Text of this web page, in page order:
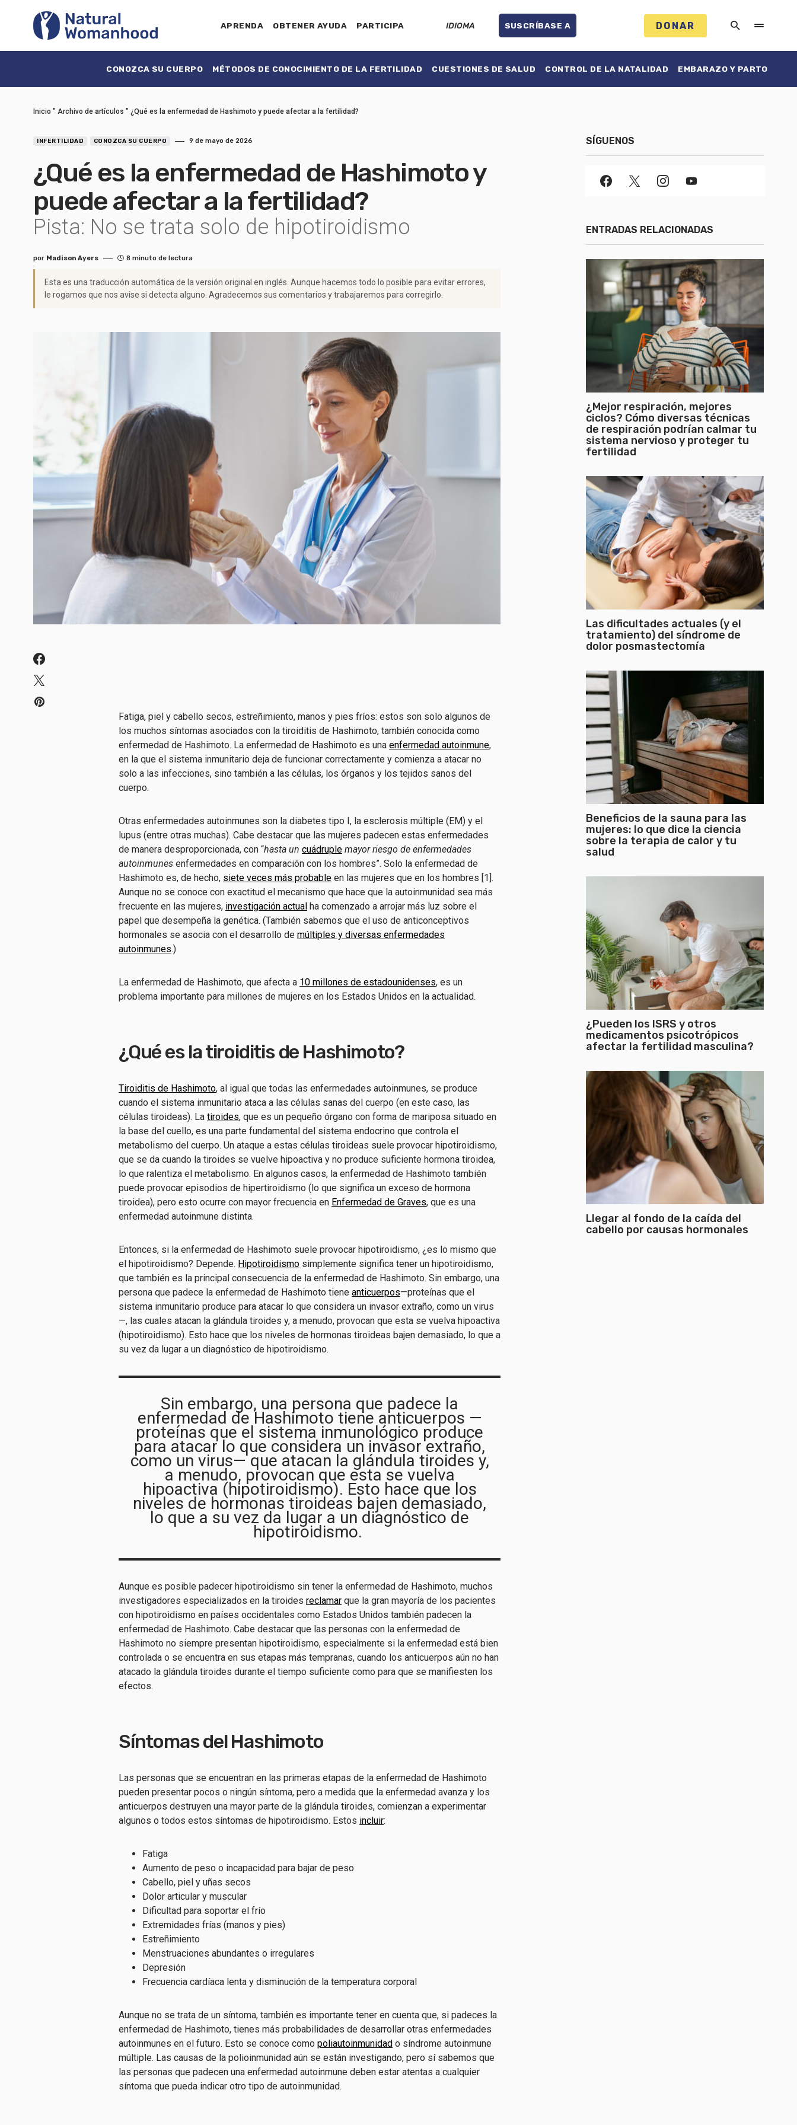
APRENDA OBTENER AYUDA PARTICIPA IDIOMA SUSCRÍBASE A DONAR
CONOZCA SU CUERPO MÉTODOS DE CONOCIMIENTO DE LA FERTILIDAD CUESTIONES DE SALUD CONTROL DE LA NATALIDAD EMBARAZO Y PARTO
Inicio " Archivo de artículos " ¿Qué es la enfermedad de Hashimoto y puede afectar a la fertilidad?
INFERTILIDAD CONOZCA SU CUERPO 9 de mayo de 2026
¿Qué es la enfermedad de Hashimoto y
puede afectar a la fertilidad?
Pista: No se trata solo de hipotiroidismo
por Madison Ayers 8 minuto de lectura
Esta es una traducción automática de la versión original en inglés. Aunque hacemos todo lo posible para evitar errores,
le rogamos que nos avise si detecta alguno. Agradecemos sus comentarios y trabajaremos para corregirlo.
Fatiga, piel y cabello secos, estreñimiento, manos y pies fríos: estos son solo algunos de
los muchos síntomas asociados con la tiroiditis de Hashimoto, también conocida como
enfermedad de Hashimoto. La enfermedad de Hashimoto es una enfermedad autoinmune,
en la que el sistema inmunitario deja de funcionar correctamente y comienza a atacar no
solo a las infecciones, sino también a las células, los órganos y los tejidos sanos del
cuerpo.
Otras enfermedades autoinmunes son la diabetes tipo I, la esclerosis múltiple (EM) y el
lupus (entre otras muchas). Cabe destacar que las mujeres padecen estas enfermedades
de manera desproporcionada, con “hasta un cuádruple mayor riesgo de enfermedades
autoinmunes enfermedades en comparación con los hombres”. Solo la enfermedad de
Hashimoto es, de hecho, siete veces más probable en las mujeres que en los hombres [1].
Aunque no se conoce con exactitud el mecanismo que hace que la autoinmunidad sea más
frecuente en las mujeres, investigación actual ha comenzado a arrojar más luz sobre el
papel que desempeña la genética. (También sabemos que el uso de anticonceptivos
hormonales se asocia con el desarrollo de múltiples y diversas enfermedades
autoinmunes.)
La enfermedad de Hashimoto, que afecta a 10 millones de estadounidenses, es un
problema importante para millones de mujeres en los Estados Unidos en la actualidad.
¿Qué es la tiroiditis de Hashimoto?
Tiroiditis de Hashimoto, al igual que todas las enfermedades autoinmunes, se produce
cuando el sistema inmunitario ataca a las células sanas del cuerpo (en este caso, las
células tiroideas). La tiroides, que es un pequeño órgano con forma de mariposa situado en
la base del cuello, es una parte fundamental del sistema endocrino que controla el
metabolismo del cuerpo. Un ataque a estas células tiroideas suele provocar hipotiroidismo,
que se da cuando la tiroides se vuelve hipoactiva y no produce suficiente hormona tiroidea,
lo que ralentiza el metabolismo. En algunos casos, la enfermedad de Hashimoto también
puede provocar episodios de hipertiroidismo (lo que significa un exceso de hormona
tiroidea), pero esto ocurre con mayor frecuencia en Enfermedad de Graves, que es una
enfermedad autoinmune distinta.
Entonces, si la enfermedad de Hashimoto suele provocar hipotiroidismo, ¿es lo mismo que
el hipotiroidismo? Depende. Hipotiroidismo simplemente significa tener un hipotiroidismo,
que también es la principal consecuencia de la enfermedad de Hashimoto. Sin embargo, una
persona que padece la enfermedad de Hashimoto tiene anticuerpos—proteínas que el
sistema inmunitario produce para atacar lo que considera un invasor extraño, como un virus
—, las cuales atacan la glándula tiroides y, a menudo, provocan que esta se vuelva hipoactiva
(hipotiroidismo). Esto hace que los niveles de hormonas tiroideas bajen demasiado, lo que a
su vez da lugar a un diagnóstico de hipotiroidismo.
Sin embargo, una persona que padece la
enfermedad de Hashimoto tiene anticuerpos —
proteínas que el sistema inmunológico produce
para atacar lo que considera un invasor extraño,
como un virus— que atacan la glándula tiroides y,
a menudo, provocan que esta se vuelva
hipoactiva (hipotiroidismo). Esto hace que los
niveles de hormonas tiroideas bajen demasiado,
lo que a su vez da lugar a un diagnóstico de
hipotiroidismo.
Aunque es posible padecer hipotiroidismo sin tener la enfermedad de Hashimoto, muchos
investigadores especializados en la tiroides reclamar que la gran mayoría de los pacientes
con hipotiroidismo en países occidentales como Estados Unidos también padecen la
enfermedad de Hashimoto. Cabe destacar que las personas con la enfermedad de
Hashimoto no siempre presentan hipotiroidismo, especialmente si la enfermedad está bien
controlada o se encuentra en sus etapas más tempranas, cuando los anticuerpos aún no han
atacado la glándula tiroides durante el tiempo suficiente como para que se manifiesten los
efectos.
Síntomas del Hashimoto
Las personas que se encuentran en las primeras etapas de la enfermedad de Hashimoto
pueden presentar pocos o ningún síntoma, pero a medida que la enfermedad avanza y los
anticuerpos destruyen una mayor parte de la glándula tiroides, comienzan a experimentar
algunos o todos estos síntomas de hipotiroidismo. Estos incluir:
Fatiga
Aumento de peso o incapacidad para bajar de peso
Cabello, piel y uñas secos
Dolor articular y muscular
Dificultad para soportar el frío
Extremidades frías (manos y pies)
Estreñimiento
Menstruaciones abundantes o irregulares
Depresión
Frecuencia cardíaca lenta y disminución de la temperatura corporal
Aunque no se trata de un síntoma, también es importante tener en cuenta que, si padeces la
enfermedad de Hashimoto, tienes más probabilidades de desarrollar otras enfermedades
autoinmunes en el futuro. Esto se conoce como poliautoinmunidad o síndrome autoinmune
múltiple. Las causas de la polioinmunidad aún se están investigando, pero sí sabemos que
las personas que padecen una enfermedad autoinmune deben estar atentas a cualquier
síntoma que pueda indicar otro tipo de autoinmunidad.
SÍGUENOS
ENTRADAS RELACIONADAS
¿Mejor respiración, mejores
ciclos? Cómo diversas técnicas
de respiración podrían calmar tu
sistema nervioso y proteger tu
fertilidad
Las dificultades actuales (y el
tratamiento) del síndrome de
dolor posmastectomía
Beneficios de la sauna para las
mujeres: lo que dice la ciencia
sobre la terapia de calor y tu
salud
¿Pueden los ISRS y otros
medicamentos psicotrópicos
afectar la fertilidad masculina?
Llegar al fondo de la caída del
cabello por causas hormonales